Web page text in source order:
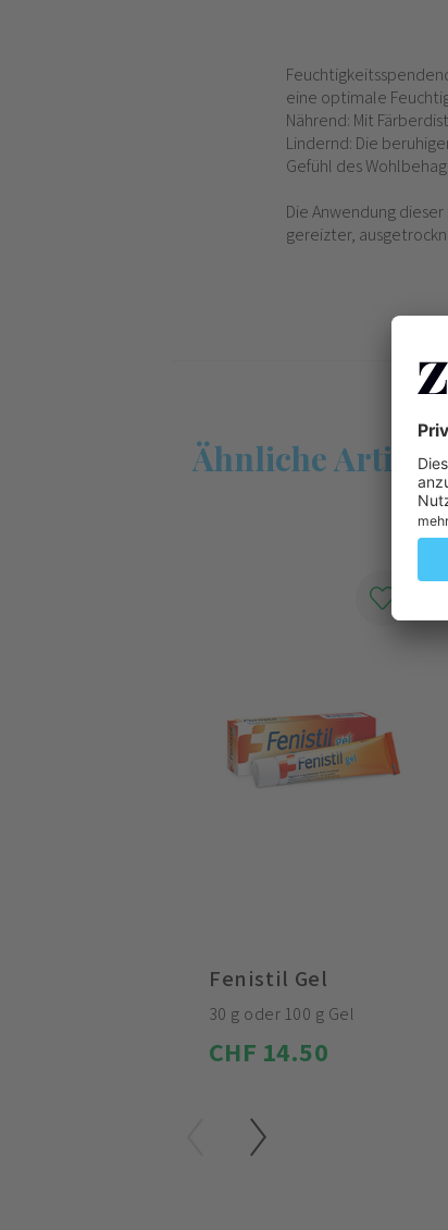
eine optimale
Nährend: Mit
Lindernd: Die
Gefühl des
Die Anwendung
gereizter,
Ähnliche Artikel
Fenistil Gel
30 g oder 100 g Gel
CHF 14.50